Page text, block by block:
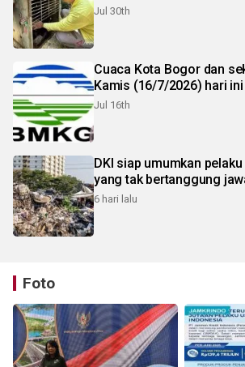
Jul 30th
Cuaca Kota Bogor dan
Kamis (16/7/2026) hari ini
Jul 16th
DKI siap umumkan
yang tak bertanggung
6 hari lalu
Foto